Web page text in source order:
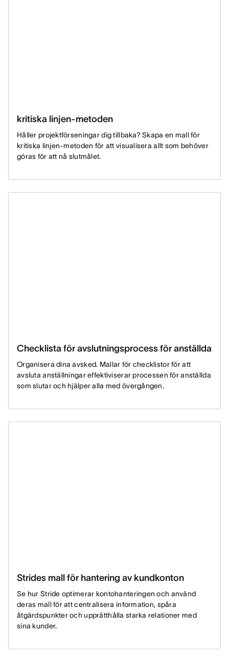
kritiska linjen-metoden
Håller projektförseningar dig tillbaka? Skapa en mall för
kritiska linjen-metoden för att visualisera allt som behöver
göras för att nå slutmålet.
Checklista för avslutningsprocess för anställda
Organisera dina avsked. Mallar för checklistor för att
avsluta anställningar effektiviserar processen för anställda
som slutar och hjälper alla med övergången.
Strides mall för hantering av kundkonton
Se hur Stride optimerar kontohanteringen och använd
deras mall för att centralisera information, spåra
åtgärdspunkter och upprätthålla starka relationer med
sina kunder.